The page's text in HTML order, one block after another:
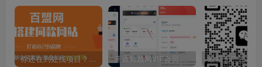
你还在到处找项目？还在当韭菜？我靠卖项目一个月收入5万+，曾经我也是个失败者。 开通知越网VIP会员，尊享全站资源免费下载，享70%的推广提成！！【限时五折优惠】